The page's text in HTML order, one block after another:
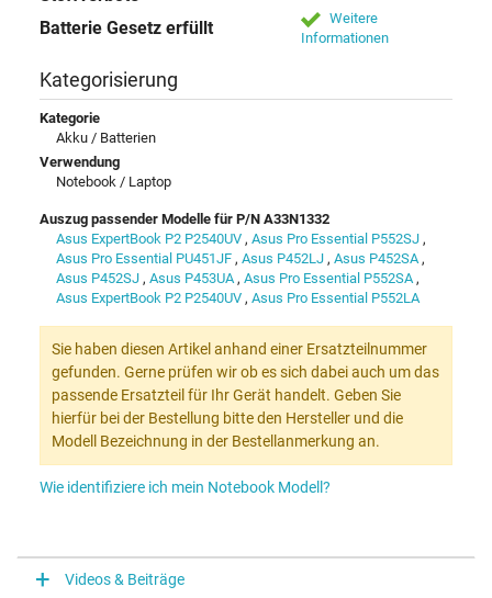
Batterie Gesetz erfüllt
Weitere
Informationen
Kategorisierung
Kategorie
Akku / Batterien
Verwendung
Notebook / Laptop
Auszug passender Modelle für P/N A33N1332
Asus ExpertBook P2 P2540UV , Asus Pro Essential P552SJ ,
Asus Pro Essential PU451JF , Asus P452LJ , Asus P452SA,
Asus P452SJ , Asus P453UA, Asus Pro Essential P552SA,
Asus ExpertBook P2 P2540UV , Asus Pro Essential P552LA
Sie haben diesen Artikel anhand einer Ersatzteilnummer
gefunden. Gerne prüfen wir ob es sich dabei auch um das
passende Ersatzteil für Ihr Gerät handelt. Geben Sie
hierfür bei der Bestellung bitte den Hersteller und die
Modell Bezeichnung in der Bestellanmerkung an.
Wie identifiziere ich mein Notebook Modell?
Videos & Beiträge